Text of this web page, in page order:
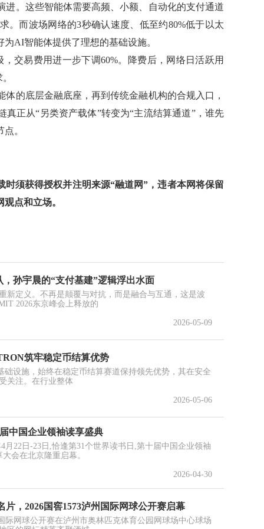
。这些智能体需要高频、小额、自动化的支付通道
而波场网络的3秒确认速度、低至约80%低于以太
AI智能体提供了理想的基础设施。
交易费用进一步下调60%。降费后，网络日活跃用
的底层金融底座，再到传统金融机构的合规入口，
正从“另类资产载体”转变为“主流结算通道”，谁先
。
获得授权并注明来源“融道网”，违者本网将保留
点和立场。
，孙宇晨的“支付基建”逻辑浮出水面
新定义。不再是颠覆与对抗，而是融合与互通，这是波
2026东京峰会上释放的
2026-05-09
筑牢稳定币结算优势
础设施，始终在稳定币结算赛道保持领先优势，其在安全
关注。在行业整体
2026-05-06
中国企业领袖读享盛典
月22日-23日,恰逢第31个世界读书日,第十届中国企业领袖
会在北京隆重启幕。
2026-04-30
，2026国窖1573泸州国际网球公开赛启幕
际网球公开赛在泸州市奥林匹克体育公园网球场中心球场